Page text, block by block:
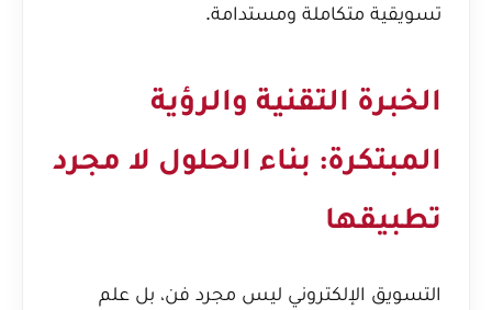
تسويقية متكاملة ومستدامة.
الخبرة التقنية والرؤية
المبتكرة: بناء الحلول لا مجرد
تطبيقها
التسويق الإلكتروني ليس مجرد فن، بل علم